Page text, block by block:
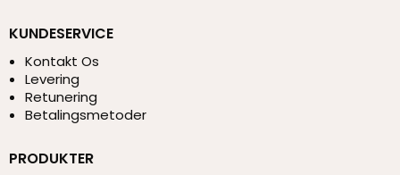
KUNDESERVICE
Kontakt Os
Levering
Retunering
Betalingsmetoder
PRODUKTER